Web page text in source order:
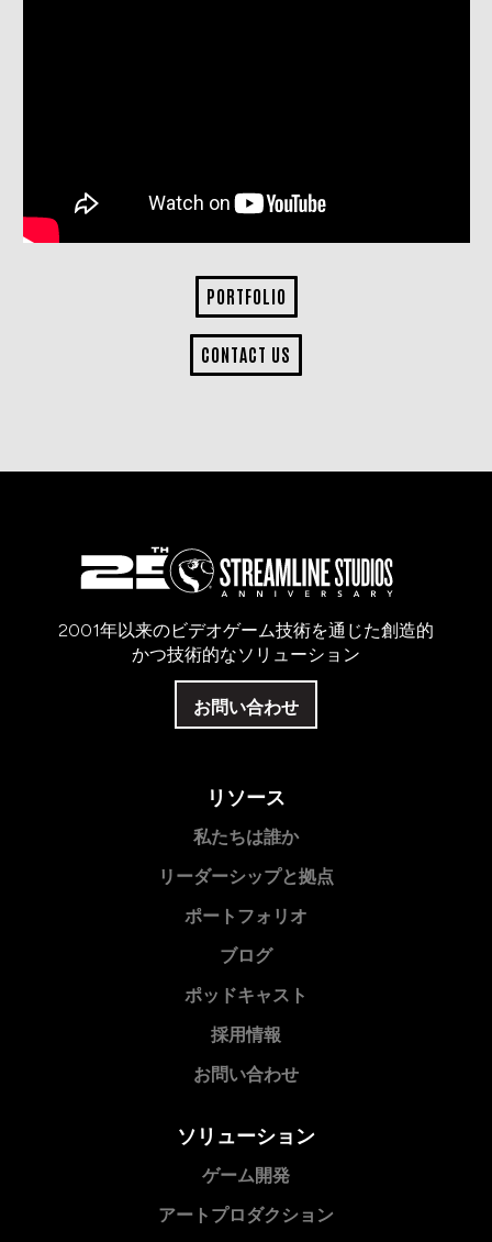
PORTFOLIO
CONTACT US
2001年以来のビデオゲーム技術を通じた創造的
かつ技術的なソリューション
お問い合わせ
リソース
私たちは誰か
リーダーシップと拠点
ポートフォリオ
ブログ
ポッドキャスト
採用情報
お問い合わせ
ソリューション
ゲーム開発
アートプロダクション